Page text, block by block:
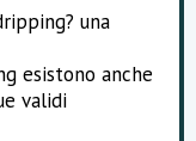
una
esistono anche
validi